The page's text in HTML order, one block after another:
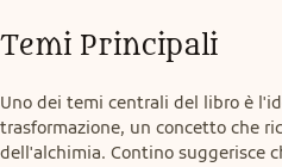
Temi Principali
Uno dei temi centrali del libro è
trasformazione, un concetto che
dell'alchimia. Contino suggerisce